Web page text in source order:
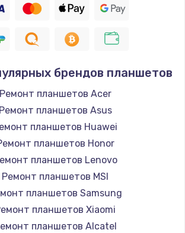
брендов планшетов
Ремонт планшетов Acer
Ремонт планшетов Asus
планшетов Huawei
планшетов Honor
планшетов Lenovo
Ремонт планшетов MSI
планшетов Samsung
планшетов Xiaomi
планшетов Alcatel